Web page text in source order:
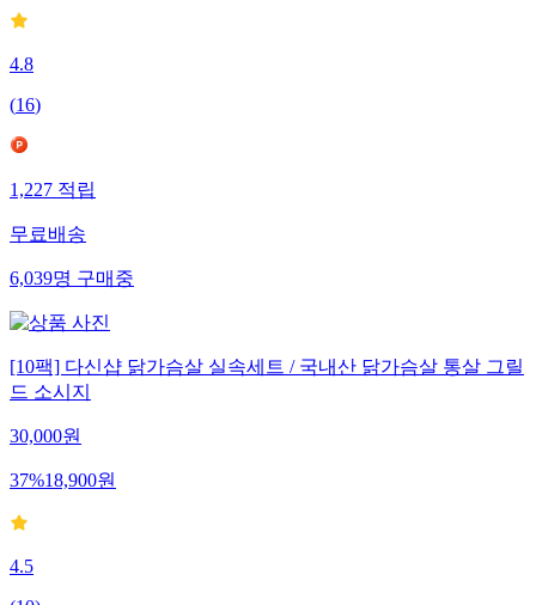
4.8
(16)
1,227적립
무료배송
6,039명구매중
[10팩] 다신샵 닭가슴살 실속세트 / 국내산 닭가슴살 통살 그릴
드 소시지
30,000원
37%18,900원
4.5